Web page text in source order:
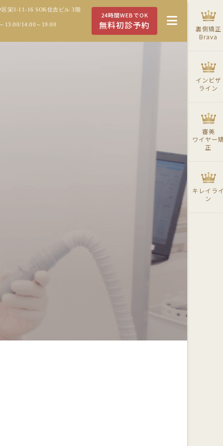
栄3-11-16 SOK住吉ビル 3階
13:00/14:00～19:00
24時間WEBでOK
無料初診予約
裏側矯正
Brava
インビザ
ライン
審美
ワイヤー
正
キレイラ
ン